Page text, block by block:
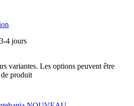
3-4 jours
variantes. Les options peuvent être
produit